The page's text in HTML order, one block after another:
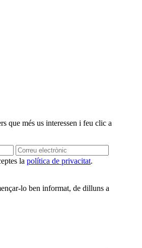
que més us interessen i feu clic a
la política de privacitat.
lo ben informat, de dilluns a